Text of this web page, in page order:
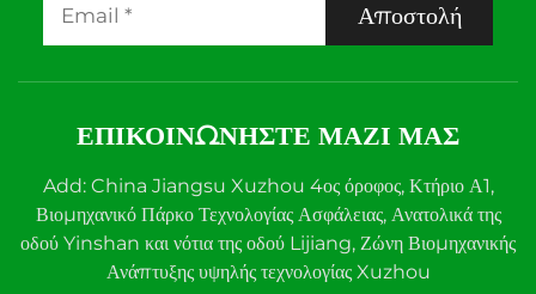
Αποστολή
ΕΠΙΚΟΙΝΩΝΉΣΤΕ ΜΑΖΊ ΜΑΣ
Add: China Jiangsu Xuzhou 4ος όροφος, Κτήριο Α1,
Βιομηχανικό Πάρκο Τεχνολογίας Ασφάλειας, Ανατολικά της
οδού Yinshan και νότια της οδού Lijiang, Ζώνη Βιομηχανικής
Ανάπτυξης υψηλής τεχνολογίας Xuzhou